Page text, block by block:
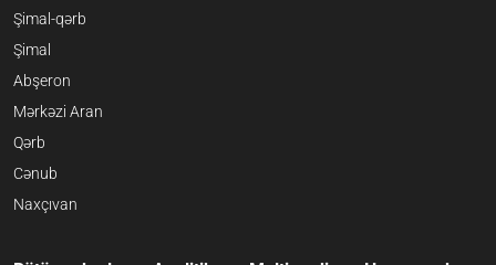
Şimal-qərb
Şimal
Abşeron
Mərkəzi Aran
Qərb
Cənub
Naxçıvan